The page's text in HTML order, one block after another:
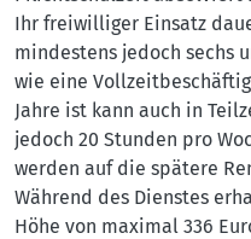
Ihr freiwilliger Einsatz
mindestens jedoch sechs
wie eine
Jahre ist kann auch in
jedoch 20 Stunden pro
werden auf die spätere
Während des Dienstes
Höhe von maximal 336